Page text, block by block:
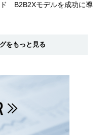
B2B2Xモデルを成功に導
をもっと見る